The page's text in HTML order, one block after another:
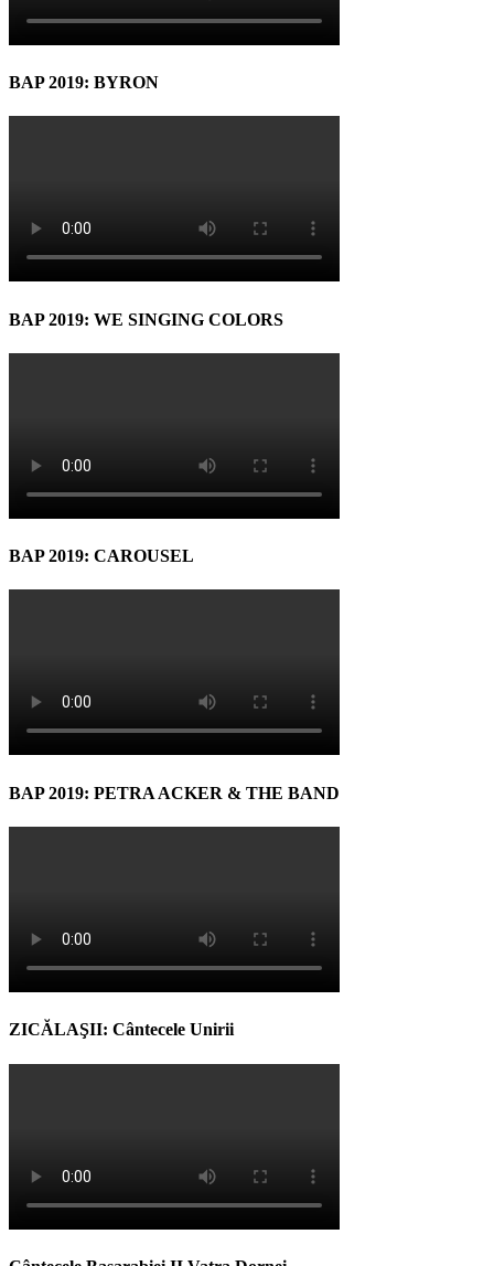
BAP 2019: BYRON
BAP 2019: WE SINGING COLORS
BAP 2019: CAROUSEL
BAP 2019: PETRA ACKER & THE BAND
ZICĂLAŞII: Cântecele Unirii